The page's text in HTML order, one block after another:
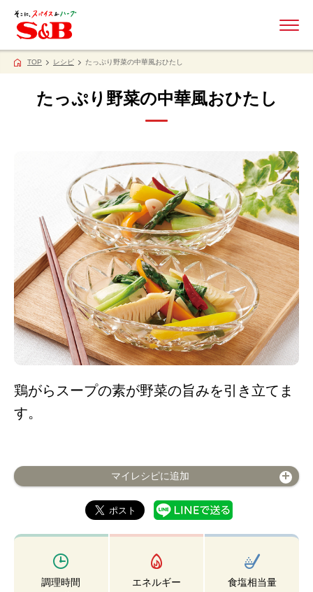
TOP レシピ たっぷり野菜の中華風おひたし
たっぷり野菜の中華風おひたし
鶏がらスープの素が野菜の旨みを引き立てま
す。
マイレシピに追加
調理時間 エネルギー 食塩相当量